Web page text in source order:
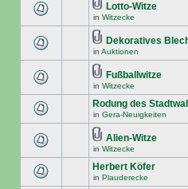
Lotto-Witze
in Witzecke
Dekoratives
in Auktionen
Fußballwitze
in Witzecke
Rodung des
in Gera-Neuigkeiten
Alien-Witze
in Witzecke
Herbert Köfer
in Plauderecke